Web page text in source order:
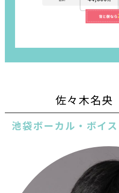
佐々木名央
池袋ボーカル・ボイ